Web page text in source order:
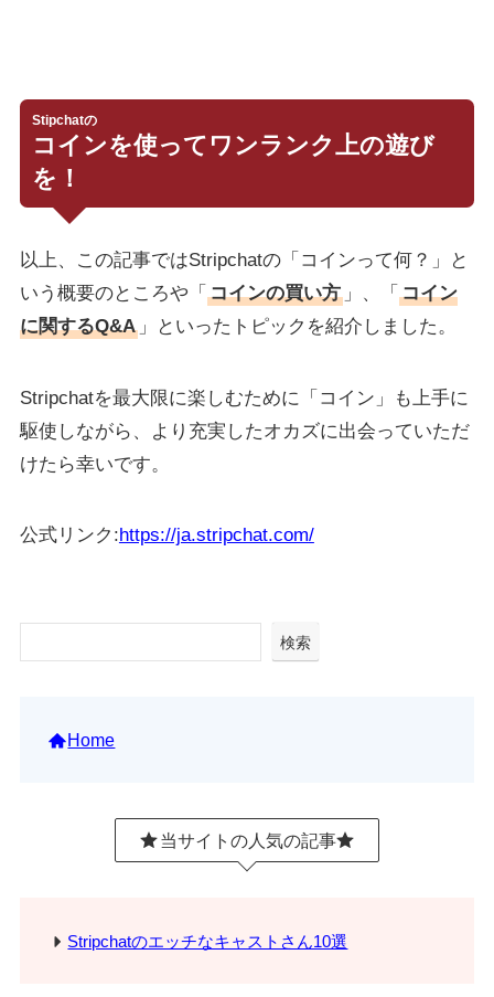
Stipchatの
コインを使ってワンランク上の遊び
を！
以上、この記事ではStripchatの「コインって何？」と
いう概要のところや「 コインの買い方」、「 コイン
に関するQ&A」といったトピックを紹介しました。
Stripchatを最大限に楽しむために「コイン」も上手に
駆使しながら、より充実したオカズに出会っていただ
けたら幸いです。
公式リンク:https://ja.stripchat.com/
検索
Home
当サイトの人気の記事
Stripchatのエッチなキャストさん10選